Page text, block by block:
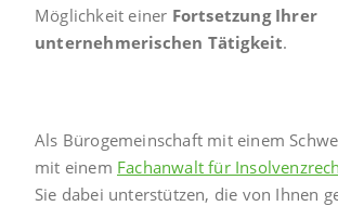
Möglichkeit einer Fortsetzung Ihrer
unternehmerischen Tätigkeit.
Als Bürogemeinschaft mit einem
mit einem Fachanwalt für
Sie dabei unterstützen, die von Ihnen